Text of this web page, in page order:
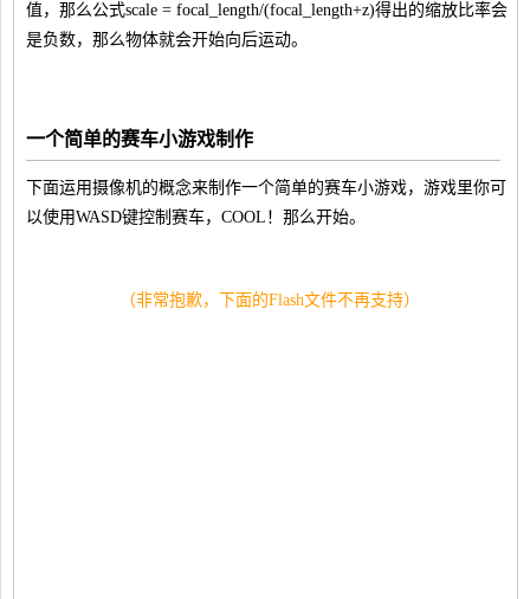
值，那么公式scale = focal_length/(focal_length+z)得出的缩放比率会
是负数，那么物体就会开始向后运动。
一个简单的赛车小游戏制作
下面运用摄像机的概念来制作一个简单的赛车小游戏，游戏里你可
以使用WASD键控制赛车，COOL！那么开始。
（非常抱歉，下面的Flash文件不再支持）